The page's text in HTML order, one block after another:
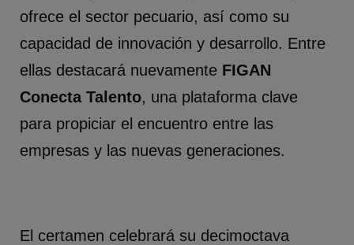
ofrece el sector pecuario, así como su
capacidad de innovación y desarrollo. Entre
ellas destacará nuevamente FIGAN
Conecta Talento, una plataforma clave
para propiciar el encuentro entre las
empresas y las nuevas generaciones.
El certamen celebrará su decimoctava